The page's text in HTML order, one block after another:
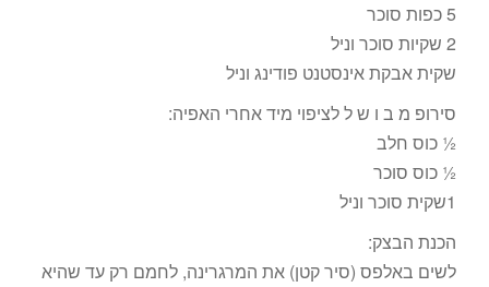
5 כפות סוכר
2 שקיות סוכר וניל
שקית אבקת אינסטנט פודינג וניל
סירופ מ ב ו ש ל לציפוי מיד אחרי האפיה:
½ כוס חלב
½ כוס סוכר
1שקית סוכר וניל
הכנת הבצק:
לשים באלפס (סיר קטן) את המרגרינה, לחמם רק עד שהיא